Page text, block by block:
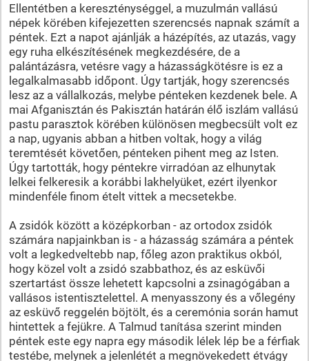
Ellentétben a kereszténységgel, a muzulmán vallású
népek körében kifejezetten szerencsés napnak számít a
péntek. Ezt a napot ajánlják a házépítés, az utazás, vagy
egy ruha elkészítésének megkezdésére, de a
palántázásra, vetésre vagy a házasságkötésre is ez a
legalkalmasabb időpont. Úgy tartják, hogy szerencsés
lesz az a vállalkozás, melybe pénteken kezdenek bele. A
mai Afganisztán és Pakisztán határán élő iszlám vallású
pastu parasztok körében különösen megbecsült volt ez
a nap, ugyanis abban a hitben voltak, hogy a világ
teremtését követően, pénteken pihent meg az Isten.
Úgy tartották, hogy péntekre virradóan az elhunytak
lelkei felkeresik a korábbi lakhelyüket, ezért ilyenkor
mindenféle finom ételt vittek a mecsetekbe.
A zsidók között a középkorban - az ortodox zsidók
számára napjainkban is - a házasság számára a péntek
volt a legkedveltebb nap, főleg azon praktikus okból,
hogy közel volt a zsidó szabbathoz, és az esküvői
szertartást össze lehetett kapcsolni a zsinagógában a
vallásos istentisztelettel. A menyasszony és a vőlegény
az esküvő reggelén böjtölt, és a ceremónia során hamut
hintettek a fejükre. A Talmud tanítása szerint minden
péntek este egy napra egy második lélek lép be a férfiak
testébe, melynek a jelenlétét a megnövekedett étvágy